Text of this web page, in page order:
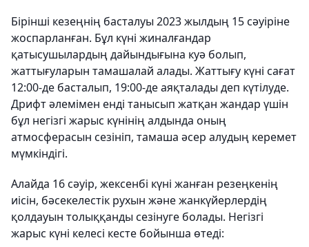
Бірінші кезеңнің басталуы 2023 жылдың 15 сәуіріне
жоспарланған. Бұл күні жиналғандар
қатысушылардың дайындығына куә болып,
жаттығуларын тамашалай алады. Жаттығу күні сағат
12:00-де басталып, 19:00-де аяқталады деп күтілуде.
Дрифт әлемімен енді танысып жатқан жандар үшін
бұл негізгі жарыс күнінің алдында оның
атмосферасын сезініп, тамаша әсер алудың керемет
мүмкіндігі.
Алайда 16 сәуір, жексенбі күні жанған резеңкенің
иісін, бәсекелестік рухын және жанкүйерлердің
қолдауын толыққанды сезінуге болады. Негізгі
жарыс күні келесі кесте бойынша өтеді: